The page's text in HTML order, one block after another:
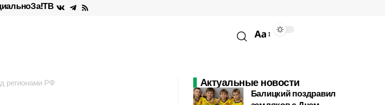
За!ТВ
Aa
регионами РФ Актуальные новости
Балицкий поздравил